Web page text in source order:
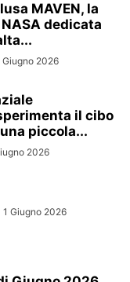
MAVEN, la
dedicata
Giugno 2026
il cibo
piccola...
2026
1 Giugno 2026